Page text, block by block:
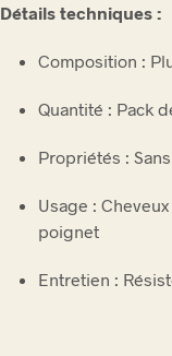
Détails techniques :
Composition :
Quantité : Pack
Propriétés :
Usage :
poignet
Entretien :